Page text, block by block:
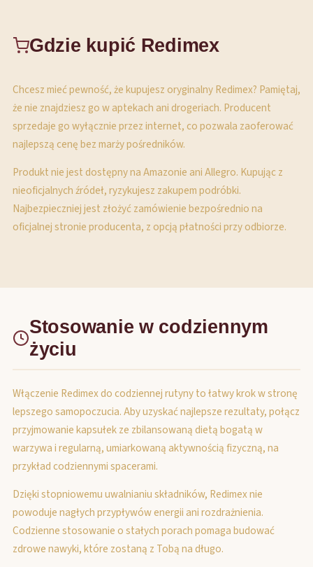
Gdzie kupić Redimex
Chcesz mieć pewność, że kupujesz oryginalny Redimex? Pamiętaj,
że nie znajdziesz go w aptekach ani drogeriach. Producent
sprzedaje go wyłącznie przez internet, co pozwala zaoferować
najlepszą cenę bez marży pośredników.
Produkt nie jest dostępny na Amazonie ani Allegro. Kupując z
nieoficjalnych źródeł, ryzykujesz zakupem podróbki.
Najbezpieczniej jest złożyć zamówienie bezpośrednio na
oficjalnej stronie producenta, z opcją płatności przy odbiorze.
Stosowanie w codziennym
życiu
Włączenie Redimex do codziennej rutyny to łatwy krok w stronę
lepszego samopoczucia. Aby uzyskać najlepsze rezultaty, połącz
przyjmowanie kapsułek ze zbilansowaną dietą bogatą w
warzywa i regularną, umiarkowaną aktywnością fizyczną, na
przykład codziennymi spacerami.
Dzięki stopniowemu uwalnianiu składników, Redimex nie
powoduje nagłych przypływów energii ani rozdrażnienia.
Codzienne stosowanie o stałych porach pomaga budować
zdrowe nawyki, które zostaną z Tobą na długo.